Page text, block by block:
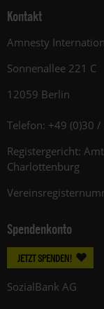
Kontakt
Amnesty
Sonnenallee 221 C
12059 Berlin
Telefon: +49 (0)30
Registergericht:
Charlottenburg
Spendenkonto
JETZT SPENDEN!
SozialBank AG